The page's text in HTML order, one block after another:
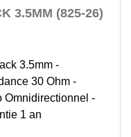
3.5MM (825-26)
3.5mm -
30 Ohm -
Omnidirectionnel -
1 an